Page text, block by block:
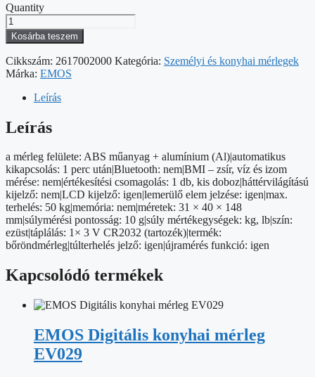
Quantity
EMOS
bőröndmérleg
EV020
mennyiség
Kosárba teszem
Cikkszám: 2617002000 Kategória: Személyi és konyhai mérlegek
Márka: EMOS
Leírás
Leírás
a mérleg felülete: ABS műanyag + alumínium (Al)|automatikus
kikapcsolás: 1 perc után|Bluetooth: nem|BMI – zsír, víz és izom
mérése: nem|értékesítési csomagolás: 1 db, kis doboz|háttérvilágítású
kijelző: nem|LCD kijelző: igen|lemerülő elem jelzése: igen|max.
terhelés: 50 kg|memória: nem|méretek: 31 × 40 × 148
mm|súlymérési pontosság: 10 g|súly mértékegységek: kg, lb|szín:
ezüst|táplálás: 1× 3 V CR2032 (tartozék)|termék:
bőröndmérleg|túlterhelés jelző: igen|újramérés funkció: igen
Kapcsolódó termékek
EMOS Digitális konyhai mérleg
EV029